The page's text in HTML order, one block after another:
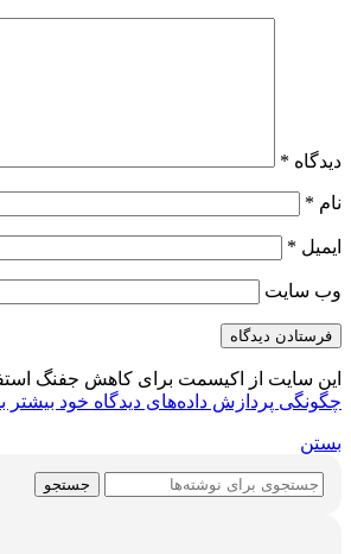
دیدگاه *
نام *
ایمیل *
وب‌ سایت
این سایت از اکیسمت برای کاهش جفنگ
چگونگی پردازش داده‌های دیدگاه خود بیشتر
بستن
جستجو